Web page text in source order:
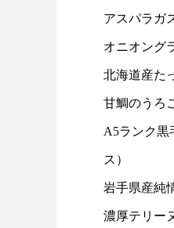
アスパラガ
オニオング
北海道産た
甘鯛のうろ
A5ランク黒
ス）
岩手県産純
濃厚テリー